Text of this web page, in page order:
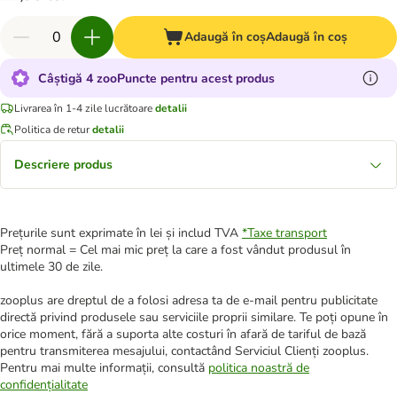
Adaugă în coșAdaugă în coș
Câștigă 4 zooPuncte pentru acest produs
Livrarea în 1-4 zile lucrătoaredetalii
Politica de returdetalii
Descriere produs
Prețurile sunt exprimate în lei și includ TVA *Taxe transport
Preț normal = Cel mai mic preț la care a fost vândut produsul în
ultimele 30 de zile.
zooplus are dreptul de a folosi adresa ta de e-mail pentru publicitate
directă privind produsele sau serviciile proprii similare. Te poți opune în
orice moment, fără a suporta alte costuri în afară de tariful de bază
pentru transmiterea mesajului, contactând Serviciul Clienți zooplus.
Pentru mai multe informații, consultă politica noastră de
confidențialitate